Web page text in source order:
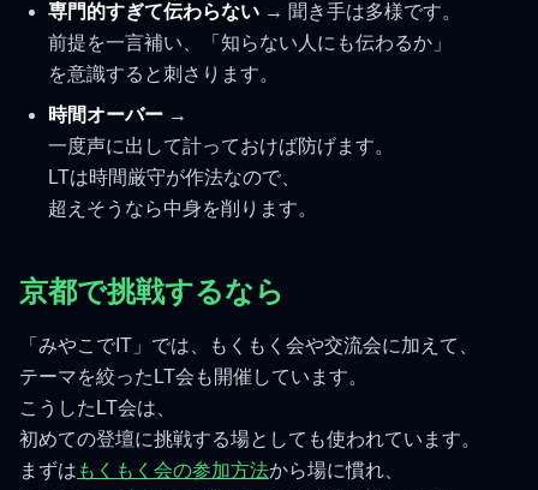
専門的すぎて伝わらない → 聞き手は多様です。
前提を一言補い、「知らない人にも伝わるか」
を意識すると刺さります。
時間オーバー →
一度声に出して計っておけば防げます。
LTは時間厳守が作法なので、
超えそうなら中身を削ります。
京都で挑戦するなら
「みやこでIT」では、もくもく会や交流会に加えて、
テーマを絞ったLT会も開催しています。
こうしたLT会は、
初めての登壇に挑戦する場としても使われています。
まずは もくもく会の参加方法から場に慣れ、